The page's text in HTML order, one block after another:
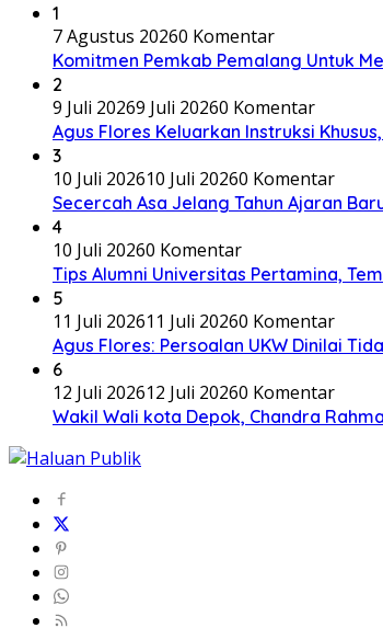
1
7 Agustus 20260 Komentar
Komitmen Pemkab Pemalang Untuk
2
9 Juli 20269 Juli 20260 Komentar
Agus Flores Keluarkan Instruksi
3
10 Juli 202610 Juli 20260 Komentar
Secercah Asa Jelang Tahun Ajaran
4
10 Juli 20260 Komentar
Tips Alumni Universitas Pertamina,
5
11 Juli 202611 Juli 20260 Komentar
Agus Flores: Persoalan UKW Dinilai
6
12 Juli 202612 Juli 20260 Komentar
Wakil Wali kota Depok, Chandra